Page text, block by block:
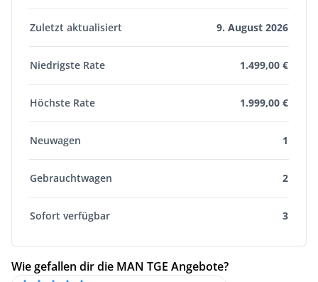
Zuletzt aktualisiert 9. August 2026
Niedrigste Rate 1.499,00 €
Höchste Rate 1.999,00 €
Neuwagen 1
Gebrauchtwagen 2
Sofort verfügbar 3
Wie gefallen dir die MAN TGE Angebote?